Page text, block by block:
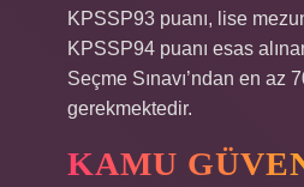
KPSSP93 puanı, lise
KPSSP94 puanı esas
Seçme Sınavı’ndan en az
gerekmektedir.
KAMU